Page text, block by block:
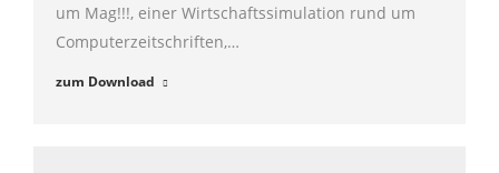
um Mag!!!, einer Wirtschaftssimulation rund um
Computerzeitschriften,…
zum Download